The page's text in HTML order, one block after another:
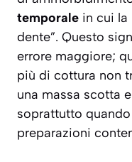
temporale in cui la
dente”. Questo
errore maggiore;
più di cottura non
una massa scotta
soprattutto
preparazioni